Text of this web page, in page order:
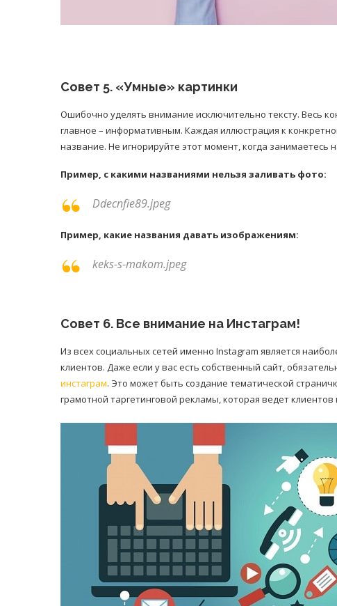
Совет 5. «Умные» картинки
Ошибочно уделять внимание исключительно тексту. Весь
главное – информативным. Каждая иллюстрация к
название. Не игнорируйте этот момент, когда занимаетесь
Пример, с какими названиями нельзя заливать фото:
Ddecnfie89.jpeg
Пример, какие названия давать изображениям:
keks-s-makom.jpeg
Cовет 6. Все внимание на Инстаграм!
Из всех социальных сетей именно Instagram является
клиентов. Даже если у вас есть собственный сайт,
инстаграм. Это может быть создание тематической
грамотной таргетинговой рекламы, которая ведет